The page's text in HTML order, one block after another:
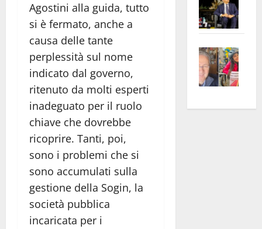
Agostini alla guida, tutto
si è fermato, anche a
causa delle tante
perplessità sul nome
indicato dal governo,
ritenuto da molti esperti
inadeguato per il ruolo
chiave che dovrebbe
ricoprire. Tanti, poi,
sono i problemi che si
sono accumulati sulla
gestione della Sogin, la
società pubblica
incaricata per i
euro
apre